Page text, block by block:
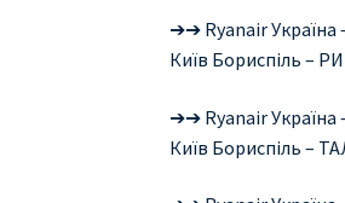
➔➔ Ryanair Україна
Київ Бориспіль –
➔➔ Ryanair Україна
Київ Бориспіль –